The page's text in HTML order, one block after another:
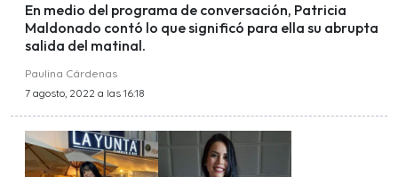
En medio del programa de conversación, Patricia
Maldonado contó lo que significó para ella su abrupta
salida del matinal.
Paulina Cárdenas
7 agosto, 2022 a las 16:18